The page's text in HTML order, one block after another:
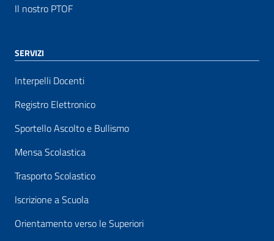
Il nostro PTOF
SERVIZI
Interpelli Docenti
Registro Elettronico
Sportello Ascolto e Bullismo
Mensa Scolastica
Trasporto Scolastico
Iscrizione a Scuola
Orientamento verso le Superiori